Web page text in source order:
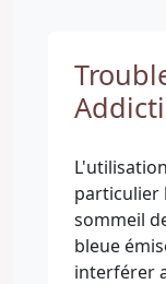
particulier
sommeil
bleue
interférer